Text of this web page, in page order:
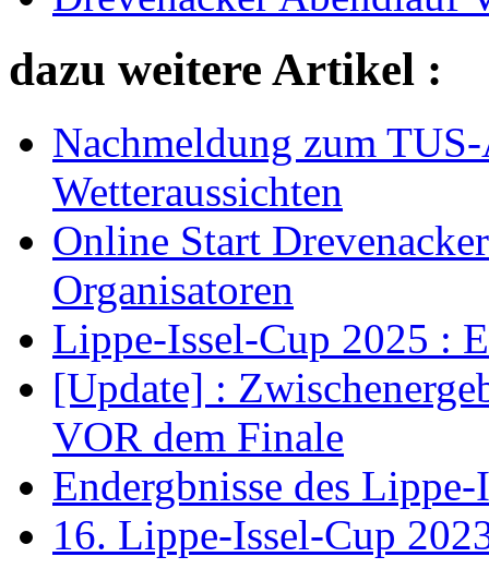
dazu weitere Artikel :
Nachmeldung zum
Wetteraussichten
Online Start
Organisatoren
Lippe-Issel-Cup 2025 :
[Update] :
VOR dem Finale
Endergbnisse des
16. Lippe-Issel-Cup